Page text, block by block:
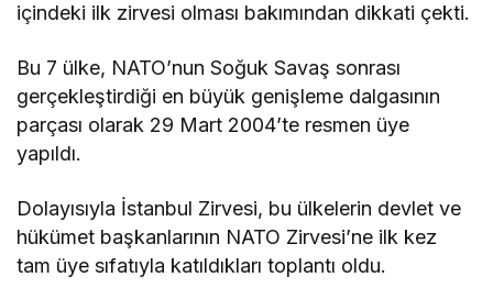
içindeki ilk zirvesi olması bakımından dikkati çekti.
Bu 7 ülke, NATO’nun Soğuk Savaş sonrası
gerçekleştirdiği en büyük genişleme dalgasının
parçası olarak 29 Mart 2004’te resmen üye
yapıldı.
Dolayısıyla İstanbul Zirvesi, bu ülkelerin devlet ve
hükümet başkanlarının NATO Zirvesi’ne ilk kez
tam üye sıfatıyla katıldıkları toplantı oldu.